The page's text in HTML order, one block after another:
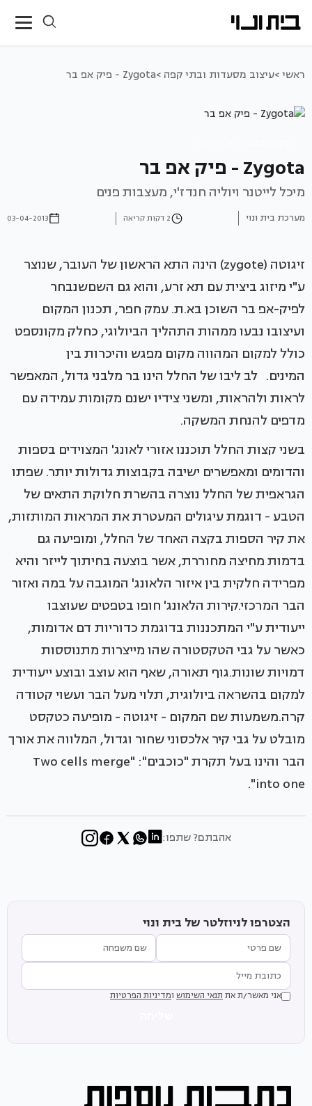
ראשי >עיצוב מסעדות ובתי קפה >Zygota - פיק אפ בר
Zygota - פיק אפ בר
מיכל לייטנר ויוליה חנדז'י, מעצבות פנים
מערכת בית ונוי 2 דקות קריאה 03-04-2013
זיגוטה (zygote) הינה התא הראשון של העובר, שנוצר
ע"י מיזוג ביצית עם תא זרע, והוא גם השםשנבחר
לפיק-אפ בר השוכן בא.ת. עמק חפר, תכנון המקום
ועיצובו נבעו ממהות התהליך הביולוגי, כחלק מקונספט
כולל למקום המהווה מקום מפגש והיכרות בין
המינים. לב ליבו של החלל הינו בר מלבני גדול, המאפשר
לראות ולהראות, ומשני צידיו ישנם מקומות עמידה עם
מדפים להנחת המשקה.
בשני קצות החלל תוכננו אזורי לאונג' המצוידים בספות
והדומים ומאפשרים ישיבה בקבוצות גדולות יותר. שפתו
הגראפית של החלל נוצרה בהשרת חלוקת התאים של
הטבע - דוגמת עיגולים המעטרת את המראות המותזות,
את קיר הספות בקצה האחד של החלל, ומופיעה גם
בדמות מחיצה מחוררת, אשר בוצעה בחיתוך לייזר והיא
מפרידה חלקית בין איזור הלאונג' המוגבה על במה ואזור
הבר המרכזי.קירות הלאונג' חופו בטפטים שעוצבו
ייעודית ע"י המתכננות בדוגמת כדוריות דם אדומות,
כאשר על גבי הטקסטורה שהו מייצרות מתנוססות
דמויות שונות.גוף תאורה, שאף הוא עוצב ובוצע ייעודית
למקום בהשראה ביולוגית, תלוי מעל הבר ועשוי קטודה
קרה.משמעות שם המקום - זיגוטה - מופיעה כטקסט
מובלט על גבי קיר אלכסוני שחור וגדול, המלווה את אורך
הבר והינו בעל תקרת "כוכבים": "Two cells merge
into one".
אהבתם? שתפו:
הצטרפו לניוזלטר של בית ונוי
אני מאשר/ת את תנאי השימוש ומדיניות הפרטיות